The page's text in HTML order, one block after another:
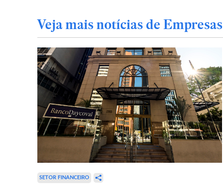
Veja mais notícias de Empresas
SETOR FINANCEIRO